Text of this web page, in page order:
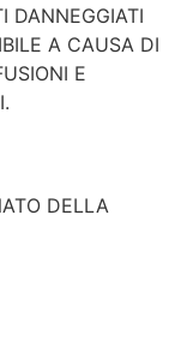
DANNEGGIATI
A CAUSA DI
E
DELLA